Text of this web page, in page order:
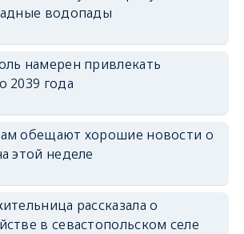
водопады
намерен привлекать
2039 года
обещают хорошие новости о
этой неделе
рассказала о
в севастопольском селе